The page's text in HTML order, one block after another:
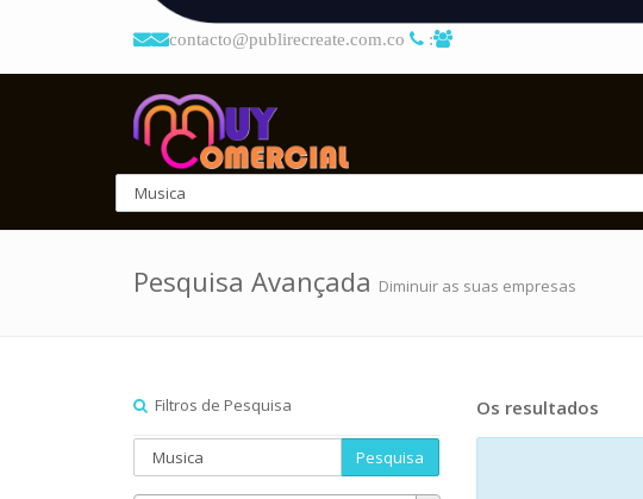
contacto@publirecreate.com.co :
Pesquisa Avançada Diminuir as suas empresas
Filtros de Pesquisa
Pesquisa
Os resultados